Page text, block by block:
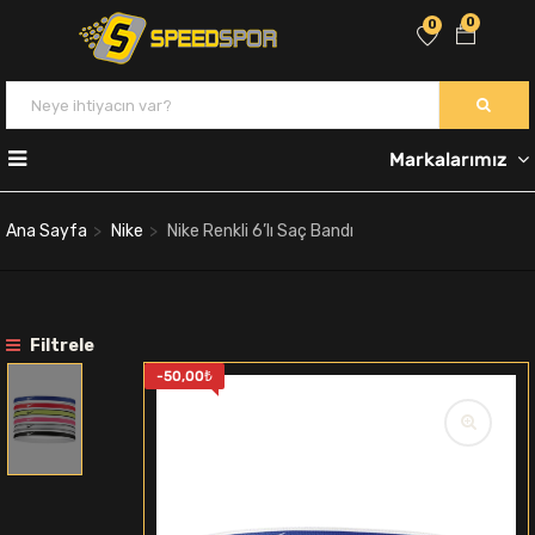
0
0
Markalarımız
Ana Sayfa Nike Nike Renkli 6’lı Saç Bandı
Filtrele
-50,00₺